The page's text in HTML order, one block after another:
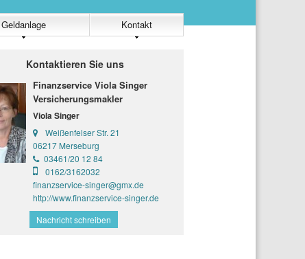
Geldanlage Kontakt
Kontaktieren Sie uns
Finanzservice Viola Singer
Versicherungsmakler
Viola Singer
Weißenfelser Str. 21
06217 Merseburg
03461/20 12 84
0162/3162032
finanzservice-singer@gmx.de
http://www.finanzservice-singer.de
Nachricht schreiben